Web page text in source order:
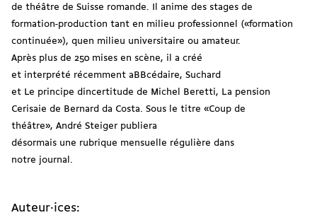
de théâtre de Suisse romande. Il anime des stages de
formation-production tant en milieu professionnel («formation
continuée»), quen milieu universitaire ou amateur.
Après plus de 250 mises en scène, il a créé
et interprété récemment aBBcédaire, Suchard
et Le principe dincertitude de Michel Beretti, La pension
Cerisaie de Bernard da Costa. Sous le titre «Coup de
théâtre», André Steiger publiera
désormais une rubrique mensuelle régulière dans
notre journal.
Auteur·ices: